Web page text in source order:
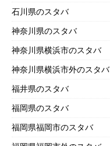
石川県のスタバ
神奈川県のスタバ
神奈川県横浜市のスタバ
神奈川県横浜市外のスタバ
福井県のスタバ
福岡県のスタバ
福岡県福岡市のスタバ